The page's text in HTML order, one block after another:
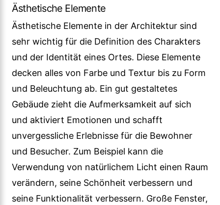
Ästhetische Elemente
Ästhetische Elemente in der Architektur sind
sehr wichtig für die Definition des Charakters
und der Identität eines Ortes. Diese Elemente
decken alles von Farbe und Textur bis zu Form
und Beleuchtung ab. Ein gut gestaltetes
Gebäude zieht die Aufmerksamkeit auf sich
und aktiviert Emotionen und schafft
unvergessliche Erlebnisse für die Bewohner
und Besucher. Zum Beispiel kann die
Verwendung von natürlichem Licht einen Raum
verändern, seine Schönheit verbessern und
seine Funktionalität verbessern. Große Fenster,